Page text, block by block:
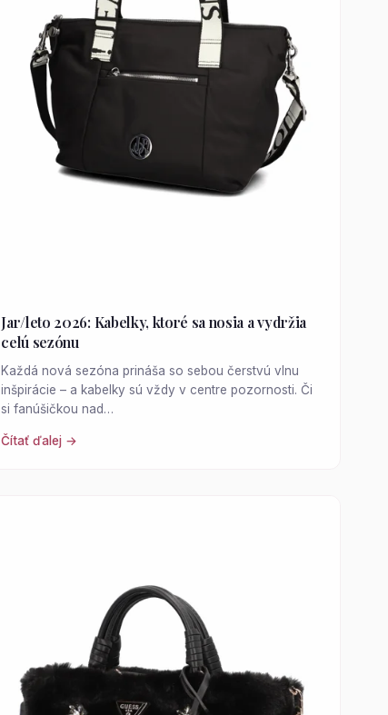
Jar/leto 2026: Kabelky, ktoré sa nosia a vydržia
celú sezónu
Každá nová sezóna prináša so sebou čerstvú vlnu
inšpirácie – a kabelky sú vždy v centre pozornosti. Či
si fanúšičkou nad…
Čítať ďalej →